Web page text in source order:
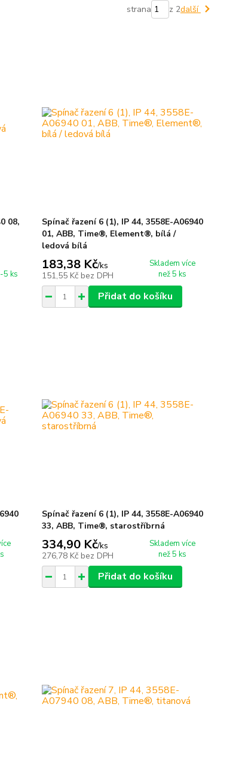
strana z 2další
08,
5 ks
Spínač řazení 6 (1), IP 44, 3558E-A06940
01, ABB, Time®, Element®, bílá /
ledová bílá
183,38 Kč/ks
151,55 Kč bez DPH
Skladem více
než 5 ks
Přidat do košíku
Spínač řazení 6 (1), IP 44, 3558E-A06940
33, ABB, Time®, starostříbrná
334,90 Kč/ks
276,78 Kč bez DPH
Skladem více
než 5 ks
Přidat do košíku